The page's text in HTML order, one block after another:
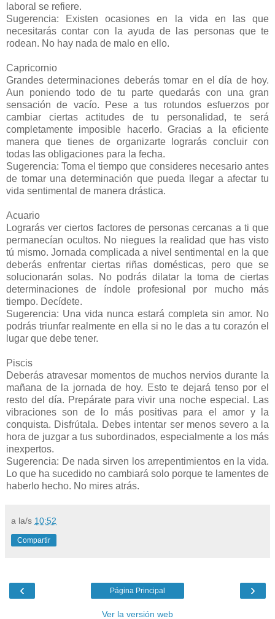
laboral se refiere.
Sugerencia: Existen ocasiones en la vida en las que
necesitarás contar con la ayuda de las personas que te
rodean. No hay nada de malo en ello.
Capricornio
Grandes determinaciones deberás tomar en el día de hoy.
Aun poniendo todo de tu parte quedarás con una gran
sensación de vacío. Pese a tus rotundos esfuerzos por
cambiar ciertas actitudes de tu personalidad, te será
completamente imposible hacerlo. Gracias a la eficiente
manera que tienes de organizarte lograrás concluir con
todas las obligaciones para la fecha.
Sugerencia: Toma el tiempo que consideres necesario antes
de tomar una determinación que pueda llegar a afectar tu
vida sentimental de manera drástica.
Acuario
Lograrás ver ciertos factores de personas cercanas a ti que
permanecían ocultos. No niegues la realidad que has visto
tú mismo. Jornada complicada a nivel sentimental en la que
deberás enfrentar ciertas riñas domésticas, pero que se
solucionarán solas. No podrás dilatar la toma de ciertas
determinaciones de índole profesional por mucho más
tiempo. Decídete.
Sugerencia: Una vida nunca estará completa sin amor. No
podrás triunfar realmente en ella si no le das a tu corazón el
lugar que debe tener.
Piscis
Deberás atravesar momentos de muchos nervios durante la
mañana de la jornada de hoy. Esto te dejará tenso por el
resto del día. Prepárate para vivir una noche especial. Las
vibraciones son de lo más positivas para el amor y la
conquista. Disfrútala. Debes intentar ser menos severo a la
hora de juzgar a tus subordinados, especialmente a los más
inexpertos.
Sugerencia: De nada sirven los arrepentimientos en la vida.
Lo que ha sucedido no cambiará solo porque te lamentes de
haberlo hecho. No mires atrás.
a la/s 10:52
Compartir
‹ ›
Página Principal
Ver la versión web